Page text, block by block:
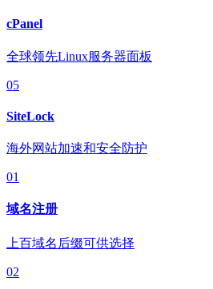
cPanel
全球领先Linux服务器面板
05
SiteLock
海外网站加速和安全防护
01
域名注册
上百域名后缀可供选择
02